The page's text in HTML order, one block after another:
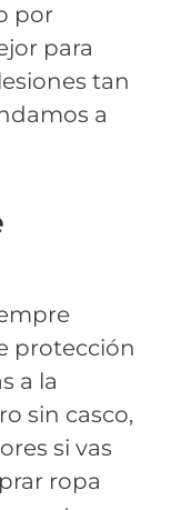
por
para
tan
a
protección
a la
sin casco,
si vas
ropa